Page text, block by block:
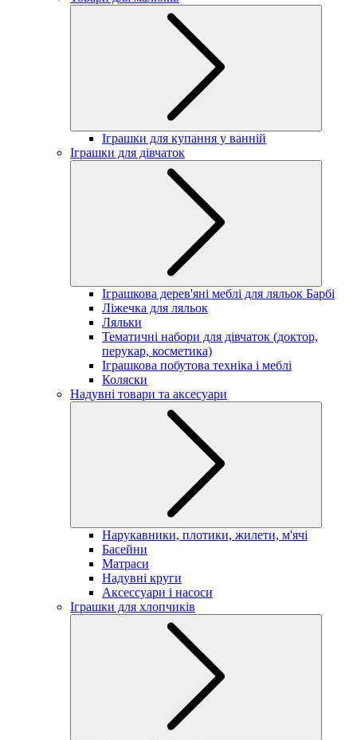
Іграшки для купання у ванній
Іграшки для дівчаток
Іграшкова дерев'яні меблі для ляльок Барбі
Ліжечка для ляльок
Ляльки
Тематичні набори для дівчаток (доктор,
перукар, косметика)
Іграшкова побутова техніка і меблі
Коляски
Надувні товари та аксесуари
Нарукавники, плотики, жилети, м'ячі
Басейни
Матраси
Надувні круги
Аксессуари і насоси
Іграшки для хлопчиків